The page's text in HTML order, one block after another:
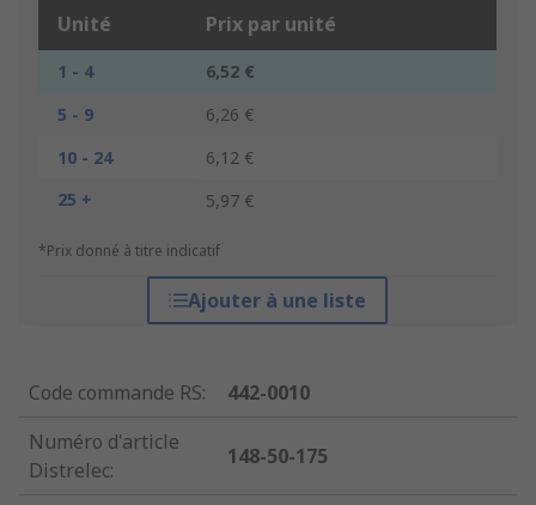
Unité Prix par unité
1 - 4
6,52 €
5 - 9
6,26 €
10 - 24
6,12 €
25 +
5,97 €
*Prix donné à titre indicatif
Ajouter à une liste
Code commande RS:
442-0010
Numéro d'article
Distrelec:
148-50-175